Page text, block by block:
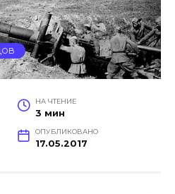
НА ЧТЕНИЕ
3 мин
ОПУБЛИКОВАНО
17.05.2017